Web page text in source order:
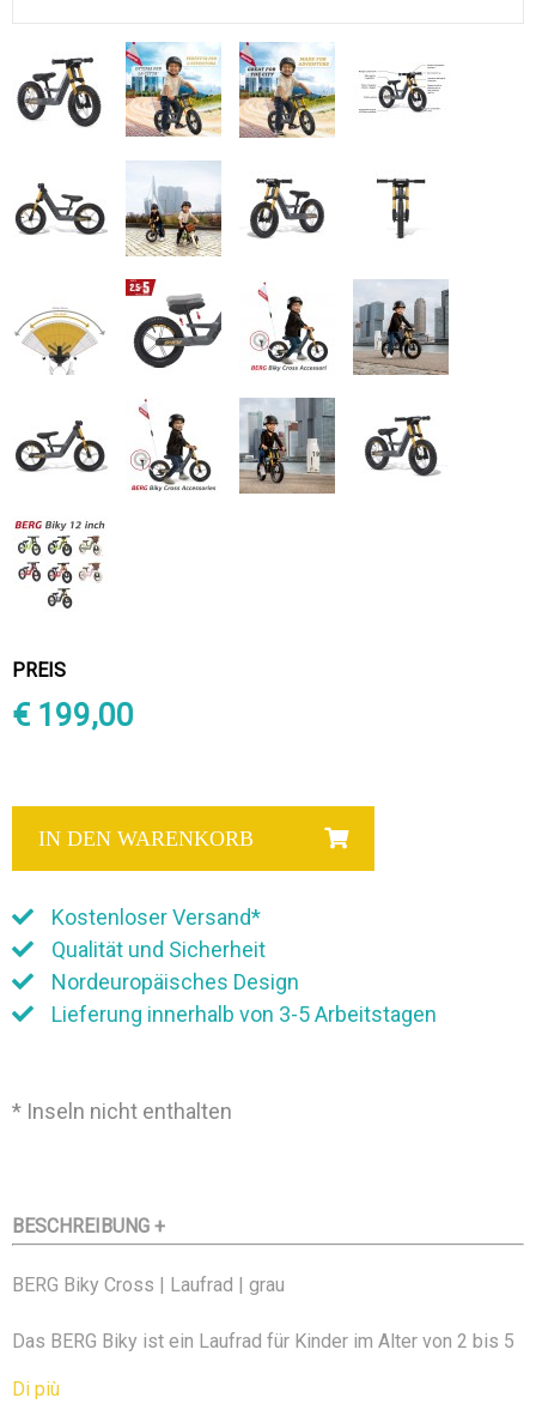
PREIS
€ 199,00
IN DEN WARENKORB
Kostenloser Versand*
Qualität und Sicherheit
Nordeuropäisches Design
Lieferung innerhalb von 3-5 Arbeitstagen
* Inseln nicht enthalten
BESCHREIBUNG +
BERG Biky Cross | Laufrad | grau
Das BERG Biky ist ein Laufrad für Kinder im Alter von 2 bis 5
Jahren. Mit seinem markanten Design und der
Di più